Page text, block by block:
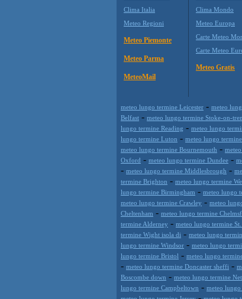
Clima Italia
Meteo Regioni
Meteo Piemonte
Meteo Parma
MeteoMail
Clima Mondo
Meteo Europa
Carte Meteo
Carte Meteo
Meteo Gratis
meteo lungo termine Leicester - meteo
Belfast - meteo lungo termine Stoke-on-
lungo termine Reading - meteo lungo
lungo termine Luton - meteo lungo
meteo lungo termine Bournemouth -
Oxford - meteo lungo termine Dundee -
- meteo lungo termine Middlesbrough -
termine Brighton - meteo lungo termine
lungo termine Birmingham - meteo lungo
meteo lungo termine Crawley - meteo
Cheltenham - meteo lungo termine
termine Alderney - meteo lungo termine
termine Wight isola di - meteo lungo
lungo termine Windsor - meteo lungo
lungo termine Bristol - meteo lungo
- meteo lungo termine Doncaster sheffi -
Boscombe down - meteo lungo termine
lungo termine Campbeltown - meteo